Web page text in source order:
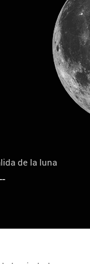
de la luna